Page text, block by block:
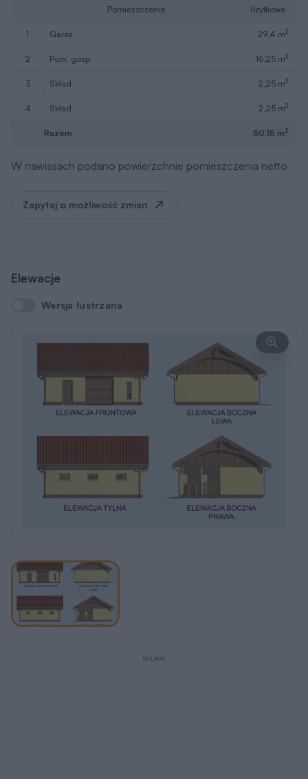
Pomieszczenie Użytkowa
1 garaż 29,4 m2
2 pom. gosp. 16,25 m2
3 skład 2,25 m2
4 skład 2,25 m2
Razem 50,15 m2
W nawiasach podano powierzchnie pomieszczenia netto
Zapytaj o możliwość zmian
Elewacje
Wersja lustrzana
Wersja lustrzana
REKLAMA